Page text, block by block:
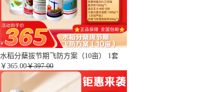
水稻分蘖拔节期飞防方案（10亩） 1套
￥ 365.00￥397.00